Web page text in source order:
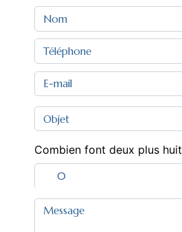
Combien font deux plus huit